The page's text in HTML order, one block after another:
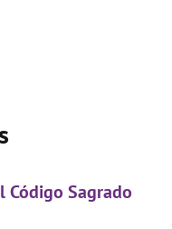
Código Sagrado